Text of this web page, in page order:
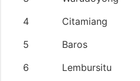
4
Citamiang
5
Baros
6
Lembursitu